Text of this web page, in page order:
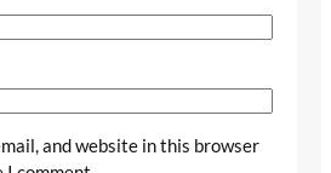
and website in this browser